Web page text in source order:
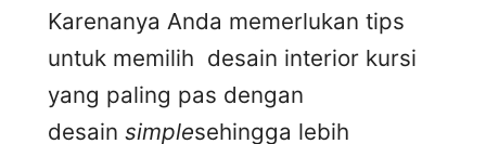
Karenanya Anda memerlukan tips
untuk memilih desain interior kursi
yang paling pas dengan
desain simplesehingga lebih